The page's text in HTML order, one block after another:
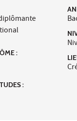
:
: